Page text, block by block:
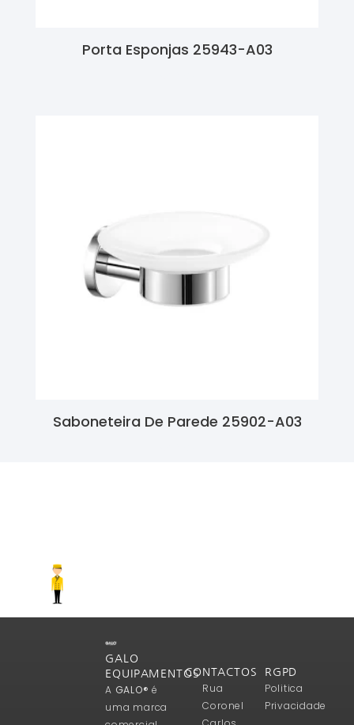
Porta Esponjas 25943-A03
Saboneteira De Parede 25902-A03
GALO
EQUIPAMENTOS
A GALO® é
uma marca
CONTACTOS
Rua
Coronel
RGPD
Politica
Privacidade